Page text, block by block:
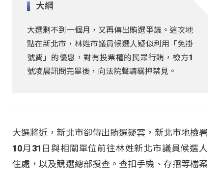
大綱
大選剩不到一個月，又再傳出賄選爭議。這次地
點在新北市，林姓市議員候選人疑似利用「免掛
號費」的優惠，對有投票權的民眾行賄，檢方1
號凌晨訊問完畢後，向法院聲請羈押禁見。
大選將近，新北市卻傳出賄選疑雲，新北市地檢署
10月31日與相關單位前往林姓新北市議員候選人
住處，以及競選總部搜查。查扣手機、存摺等檔案